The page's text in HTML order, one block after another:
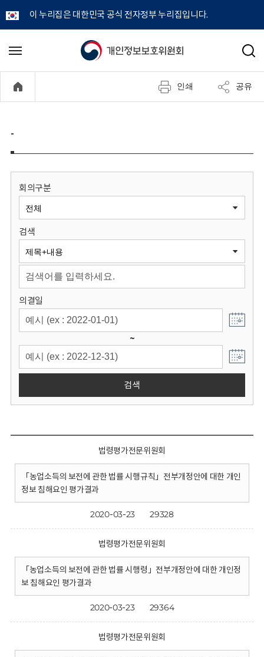
이 누리집은 대한민국 공식 전자정부 누리집입니다.
개
정
보
원
회
메
기
검
인쇄 공유
-
회의구분
검색
의결일
~
검색
법령평가전문위원회
「농업소득의 보전에 관한 법률 시행규칙」전부개정안에 대한 개인
정보 침해요인 평가결과
2020-03-23 29328
법령평가전문위원회
「농업소득의 보전에 관한 법률 시행령」전부개정안에 대한 개인정
보 침해요인 평가결과
2020-03-23 29364
법령평가전문위원회